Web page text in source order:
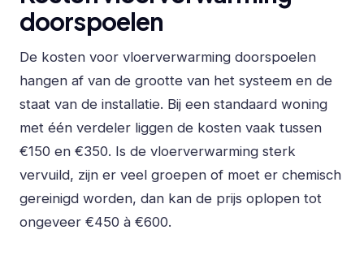
doorspoelen
De kosten voor vloerverwarming doorspoelen
hangen af van de grootte van het systeem en de
staat van de installatie. Bij een standaard woning
met één verdeler liggen de kosten vaak tussen
€150 en €350. Is de vloerverwarming sterk
vervuild, zijn er veel groepen of moet er chemisch
gereinigd worden, dan kan de prijs oplopen tot
ongeveer €450 à €600.